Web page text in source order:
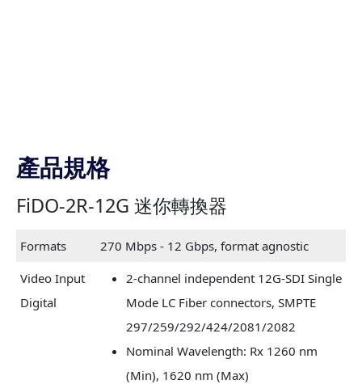
產品規格
FiDO-2R-12G 迷你轉換器
Formats
270 Mbps - 12 Gbps, format agnostic
Video Input
Digital
2-channel independent 12G-SDI Single
Mode LC Fiber connectors, SMPTE
297/259/292/424/2081/2082
Nominal Wavelength: Rx 1260 nm
(Min), 1620 nm (Max)